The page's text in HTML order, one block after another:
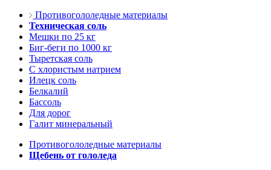
Противогололедные материалы
Техническая соль
Мешки по 25 кг
Биг-беги по 1000 кг
Тыретская соль
С хлористым натрием
Илецк соль
Белкалий
Бассоль
Для дорог
Галит минеральный
Противогололедные материалы
Щебень от гололеда